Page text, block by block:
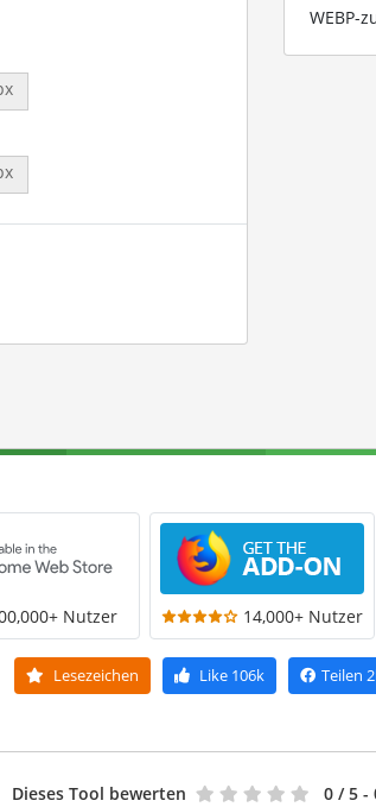
WEBP-
Nutzer 14,000+ Nutzer
Lesezeichen Like106k Teilen
Dieses Tool bewerten 0 / 5 -